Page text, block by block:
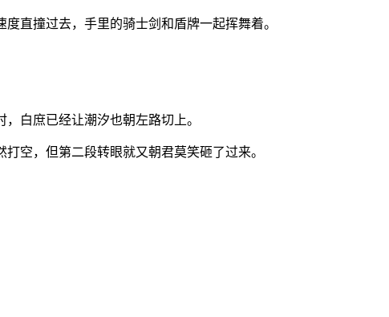
直撞过去，手里的骑士剑和盾牌一起挥舞着。
白庶已经让潮汐也朝左路切上。
空，但第二段转眼就又朝君莫笑砸了过来。